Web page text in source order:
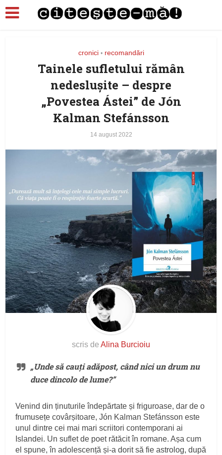
cronici • recomandări
Tainele sufletului rămân
nedeslușite – despre
„Povestea Ástei” de Jón
Kalman Stefánsson
14 august 2022
scris de Alina Burcioiu
„Unde să cauți adăpost, când nici un drum nu
duce dincolo de lume?”
Venind din ținuturile îndepărtate și friguroase, dar de o
frumusețe covârșitoare, Jón Kalman Stefánsson este
unul dintre cei mai mari scriitori contemporani ai
Islandei. Un suflet de poet rătăcit în romane. Așa cum
el spune, în adolescență și-a dorit să fie astrolog, după